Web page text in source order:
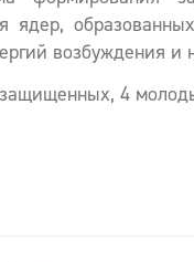
ядер,
возбуждения и
4